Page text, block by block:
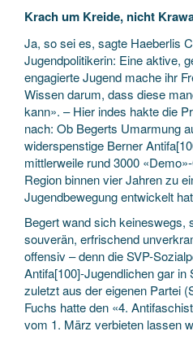
Krach um Kreide, nicht
Ja, so sei es, sagte Haeberlis
Jugendpolitikerin: Eine aktive,
engagierte Jugend mache ihr
Wissen darum, dass diese
kann». – Hier indes hakte die
nach: Ob Begerts Umarmung
widerspenstige Berner
mittlerweile rund 3000
Region binnen vier Jahren zu
Jugendbewegung entwickelt
Begert wand sich keineswegs,
souverän, erfrischend
offensiv – denn die SVP-
Antifa[100]-Jugendlichen gar
zuletzt aus der eigenen Partei
Fuchs hatte den «4.
vom 1. März verbieten lassen